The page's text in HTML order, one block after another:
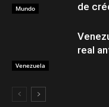
Mundo
de
Venezuela
real